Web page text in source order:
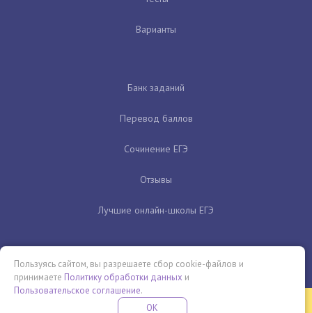
Варианты
Банк заданий
Перевод баллов
Сочинение ЕГЭ
Отзывы
Лучшие онлайн-школы ЕГЭ
Бесплатная летняя школа
Пользуясь сайтом, вы разрешаете сбор cookie-файлов и
принимаете Политику обработки данных и
Пользовательское соглашение.
OK